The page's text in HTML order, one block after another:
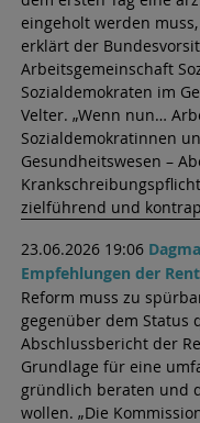
eingeholt werden
erklärt der
Arbeitsgemeinschaft
Sozialdemokraten im
Velter. „Wenn nun…
Sozialdemokratinnen
Gesundheitswesen –
zielführend und
23.06.2026 19:06
Empfehlungen der
Reform muss zu
gegenüber dem Status
Abschlussbericht der
Grundlage für eine
gründlich beraten und
wollen. „Die